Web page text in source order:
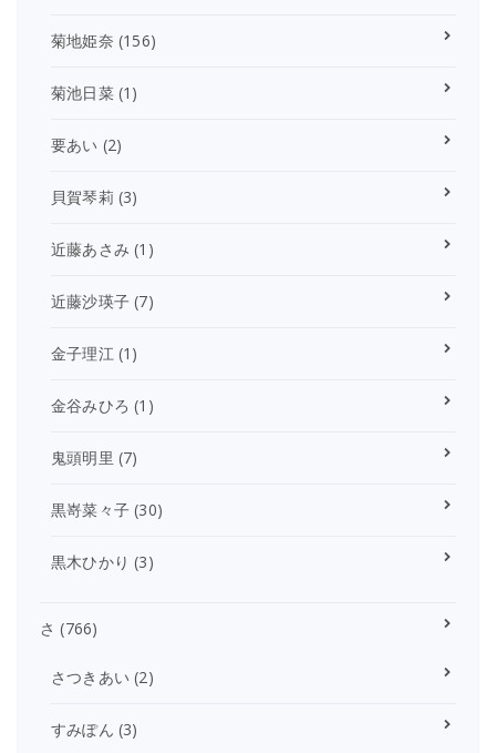
菊地姫奈 (156)
菊池日菜(1)
要あい (2)
貝賀琴莉 (3)
近藤あさみ (1)
近藤沙瑛子 (7)
金子理江(1)
金谷みひろ (1)
鬼頭明里 (7)
黒嵜菜々子 (30)
黒木ひかり (3)
さ (766)
さつきあい (2)
すみぽん (3)